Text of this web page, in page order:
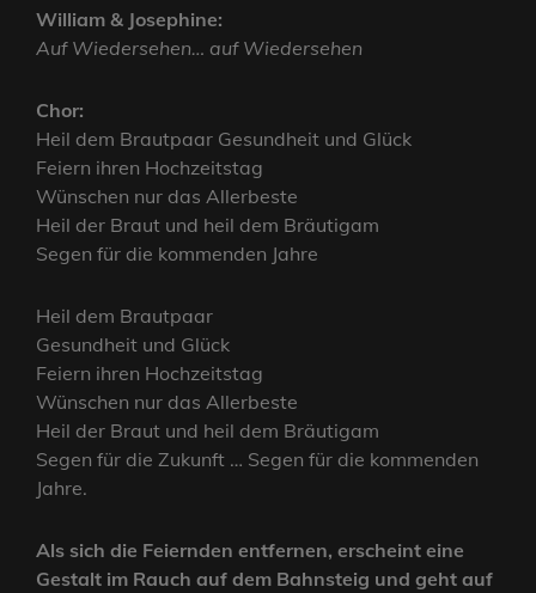
William & Josephine:
Auf Wiedersehen… auf Wiedersehen
Chor:
Heil dem Brautpaar Gesundheit und Glück
Feiern ihren Hochzeitstag
Wünschen nur das Allerbeste
Heil der Braut und heil dem Bräutigam
Segen für die kommenden Jahre
Heil dem Brautpaar
Gesundheit und Glück
Feiern ihren Hochzeitstag
Wünschen nur das Allerbeste
Heil der Braut und heil dem Bräutigam
Segen für die Zukunft … Segen für die kommenden
Jahre.
Als sich die Feiernden entfernen, erscheint eine
Gestalt im Rauch auf dem Bahnsteig und geht auf